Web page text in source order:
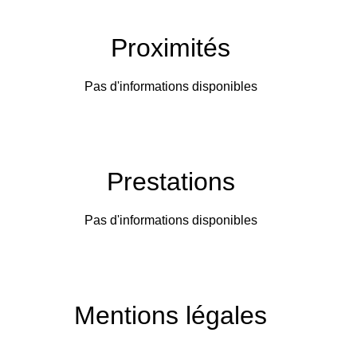
Proximités
Pas d'informations disponibles
Prestations
Pas d'informations disponibles
Mentions légales